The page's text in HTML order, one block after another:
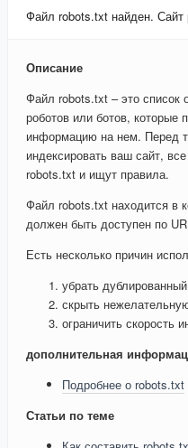
Файл robots.txt найден. Сайт
Описание
Файл robots.txt – это список
роботов или ботов, которые
информацию на нем. Перед
индексировать ваш сайт,
robots.txt и ищут правила.
Файл robots.txt находится в
должен быть доступен по
Есть несколько причин
убрать
скрыть
ограничить скорость
дополнительная
Подробнее о robots.txt
Статьи по теме